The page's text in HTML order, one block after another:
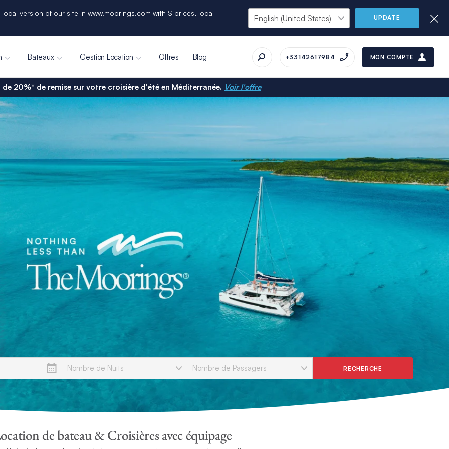
version of our site in www.moorings.com with $ prices, local
UPDATE
Bateaux Gestion Location Offres Blog +33142617984 MON COMPTE
de 20%* de remise sur votre croisière d'été en Méditerranée. Voir l'offre
RECHERCHE
de bateau & Croisières avec équipage